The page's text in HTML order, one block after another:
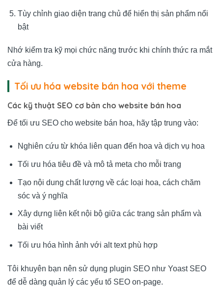
Tùy chỉnh giao diện trang chủ để hiển thị sản phẩm nổi
bật
Nhớ kiểm tra kỹ mọi chức năng trước khi chính thức ra mắt
cửa hàng.
Tối ưu hóa website bán hoa với theme
Các kỹ thuật SEO cơ bản cho website bán hoa
Để tối ưu SEO cho website bán hoa, hãy tập trung vào:
Nghiên cứu từ khóa liên quan đến hoa và dịch vụ hoa
Tối ưu hóa tiêu đề và mô tả meta cho mỗi trang
Tạo nội dung chất lượng về các loại hoa, cách chăm
sóc và ý nghĩa
Xây dựng liên kết nội bộ giữa các trang sản phẩm và
bài viết
Tối ưu hóa hình ảnh với alt text phù hợp
Tôi khuyên bạn nên sử dụng plugin SEO như Yoast SEO
để dễ dàng quản lý các yếu tố SEO on-page.